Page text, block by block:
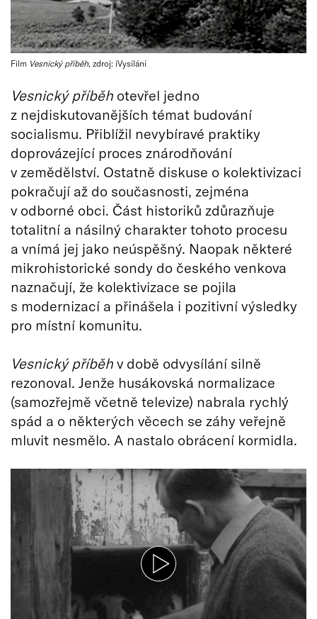
Film Vesnický příběh, zdroj: iVysílání
Vesnický příběh otevřel jedno
z nejdiskutovanějších témat budování
socialismu. Přiblížil nevybíravé praktiky
doprovázející proces znárodňování
v zemědělství. Ostatně diskuse o kolektivizaci
pokračují až do současnosti, zejména
v odborné obci. Část historiků zdůrazňuje
totalitní a násilný charakter tohoto procesu
a vnímá jej jako neúspěšný. Naopak některé
mikrohistorické sondy do českého venkova
naznačují, že kolektivizace se pojila
s modernizací a přinášela i pozitivní výsledky
pro místní komunitu.
Vesnický příběh v době odvysílání silně
rezonoval. Jenže husákovská normalizace
(samozřejmě včetně televize) nabrala rychlý
spád a o některých věcech se záhy veřejně
mluvit nesmělo. A nastalo obrácení kormidla.